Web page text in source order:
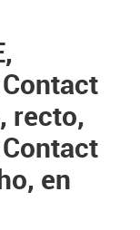
recto,
en